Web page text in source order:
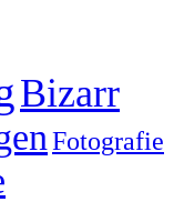
Bizarr
Fotografie